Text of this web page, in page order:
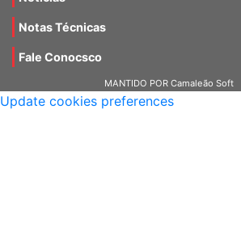
Notas Técnicas
Fale Conocsco
MANTIDO POR Camaleão Soft
Update cookies preferences